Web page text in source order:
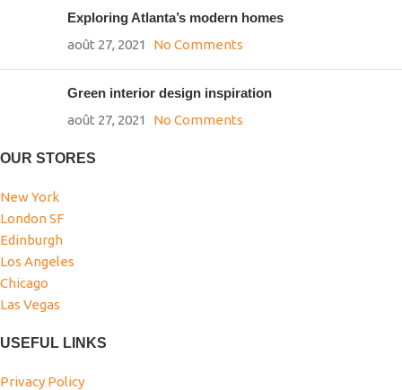
Exploring Atlanta’s modern homes
août 27, 2021
No Comments
Green interior design inspiration
août 27, 2021
No Comments
OUR STORES
New York
London SF
Edinburgh
Los Angeles
Chicago
Las Vegas
USEFUL LINKS
Privacy Policy